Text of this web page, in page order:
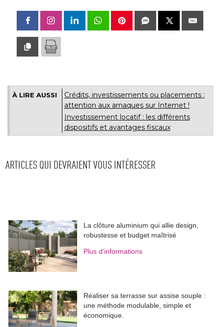
À LIRE AUSSI
Crédits, investissements ou placements :
attention aux arnaques sur Internet !
Investissement locatif : les différents
dispositifs et avantages fiscaux
ARTICLES QUI DEVRAIENT VOUS INTÉRESSER
La clôture aluminium qui allie design,
robustesse et budget maîtrisé
Plus d'informations
Réaliser sa terrasse sur assise souple :
une méthode modulable, simple et
économique.